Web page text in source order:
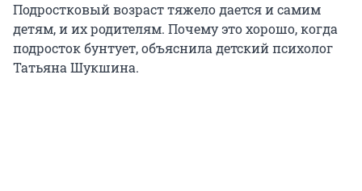
Подростковый возраст тяжело дается и самим
детям, и их родителям. Почему это хорошо, когда
подросток бунтует, объяснила детский психолог
Татьяна Шукшина.